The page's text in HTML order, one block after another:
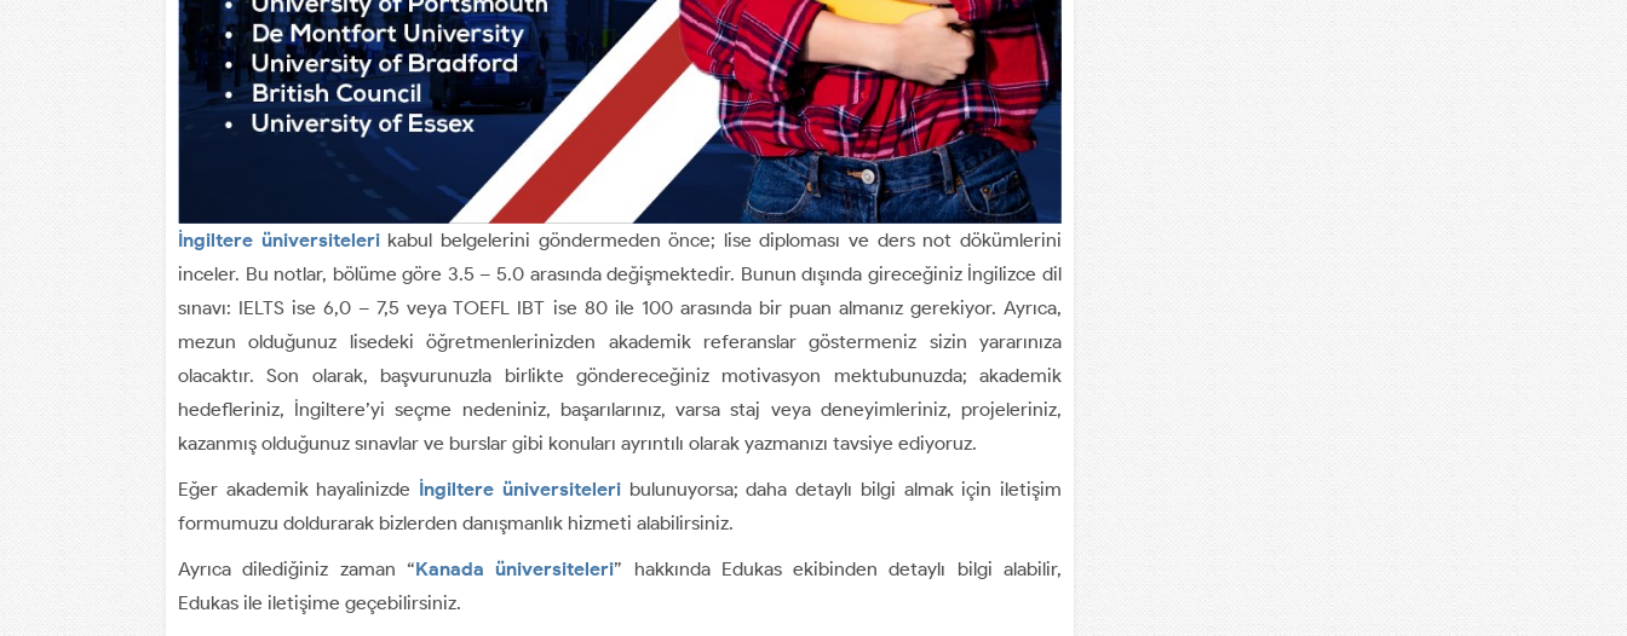
İngiltere üniversitelerikabul belgelerini göndermeden önce; lise diploması ve ders not dökümlerini
inceler. Bu notlar, bölüme göre 3.5 – 5.0 arasında değişmektedir. Bunun dışında gireceğiniz İngilizce dil
sınavı: IELTS ise 6,0 – 7,5 veya TOEFL IBT ise 80 ile 100 arasında bir puan almanız gerekiyor. Ayrıca,
mezun olduğunuz lisedeki öğretmenlerinizden akademik referanslar göstermeniz sizin yararınıza
olacaktır. Son olarak, başvurunuzla birlikte göndereceğiniz motivasyon mektubunuzda; akademik
hedefleriniz, İngiltere’yi seçme nedeniniz, başarılarınız, varsa staj veya deneyimleriniz, projeleriniz,
kazanmış olduğunuz sınavlar ve burslar gibi konuları ayrıntılı olarak yazmanızı tavsiye ediyoruz.
Eğer akademik hayalinizde İngiltere üniversiteleribulunuyorsa; daha detaylı bilgi almak için iletişim
formumuzu doldurarak bizlerden danışmanlık hizmeti alabilirsiniz.
Ayrıca dilediğiniz zaman “Kanada üniversiteleri” hakkında Edukas ekibinden detaylı bilgi alabilir,
Edukas ile iletişime geçebilirsiniz.